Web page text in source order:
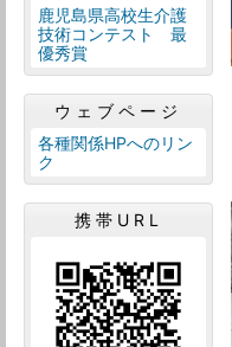
鹿児島県高校生介護
技術コンテスト 最
優秀賞
ウェブページ
各種関係HPへのリン
ク
携帯URL